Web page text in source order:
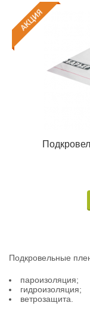
Подкровельные
пароизоляция;
гидроизоляция;
ветрозащита.